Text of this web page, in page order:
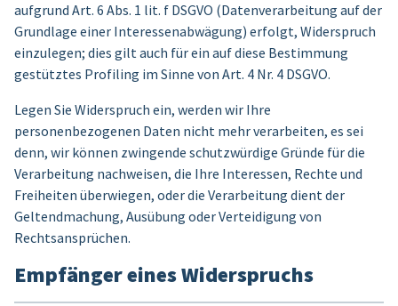
aufgrund Art. 6 Abs. 1 lit. f DSGVO (Datenverarbeitung auf der
Grundlage einer Interessenabwägung) erfolgt, Widerspruch
einzulegen; dies gilt auch für ein auf diese Bestimmung
gestütztes Profiling im Sinne von Art. 4 Nr. 4 DSGVO.
Legen Sie Widerspruch ein, werden wir Ihre
personenbezogenen Daten nicht mehr verarbeiten, es sei
denn, wir können zwingende schutzwürdige Gründe für die
Verarbeitung nachweisen, die Ihre Interessen, Rechte und
Freiheiten überwiegen, oder die Verarbeitung dient der
Geltendmachung, Ausübung oder Verteidigung von
Rechtsansprüchen.
Empfänger eines Widerspruchs